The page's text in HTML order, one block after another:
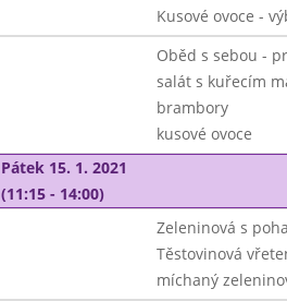
Kusové ovoce -
Oběd s sebou -
salát s kuřecím
brambory
kusové ovoce
Pátek 15. 1. 2021
(11:15 - 14:00)
Zeleninová s
Těstovinová
míchaný